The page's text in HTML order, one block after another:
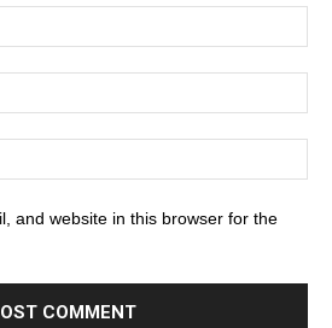
and website in this browser for the